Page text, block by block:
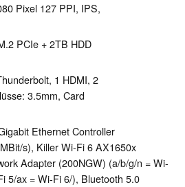
Pixel 127 PPI, IPS,
PCIe + 2TB HDD
1 HDMI, 2
3.5mm, Card
Ethernet Controller
s), Killer Wi-Fi 6 AX1650x
Adapter (200NGW) (a/b/g/n = Wi-
5/ax = Wi-Fi 6/), Bluetooth 5.0